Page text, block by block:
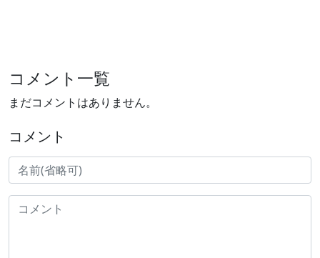
コメント一覧
まだコメントはありません。
コメント